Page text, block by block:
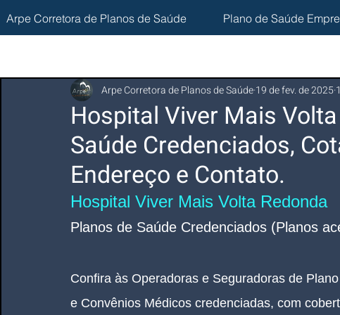
Arpe Corretora de Planos de Saúde Plano de Saúde
Hospital Viver Mais
Saúde Credenciados,
Endereço e Contato.
Arpe Corretora de Planos de Saúde19 de fev. de 2025
Hospital Viver Mais Volta Redonda
Planos de Saúde Credenciados (Planos
Confira às Operadoras e Seguradoras de
e Convênios Médicos credenciadas, com